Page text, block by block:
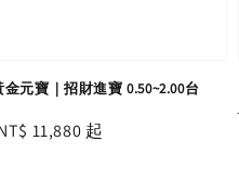
金元寶｜招財進寶 0.50~2.00台
11,880 起